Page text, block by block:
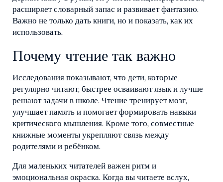
расширяет словарный запас и развивает фантазию.
Важно не только дать книги, но и показать, как их
использовать.
Почему чтение так важно
Исследования показывают, что дети, которые
регулярно читают, быстрее осваивают язык и лучше
решают задачи в школе. Чтение тренирует мозг,
улучшает память и помогает формировать навыки
критического мышления. Кроме того, совместные
книжные моменты укрепляют связь между
родителями и ребёнком.
Для маленьких читателей важен ритм и
эмоциональная окраска. Когда вы читаете вслух,